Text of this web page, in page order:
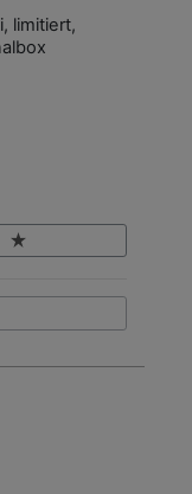
limitiert,